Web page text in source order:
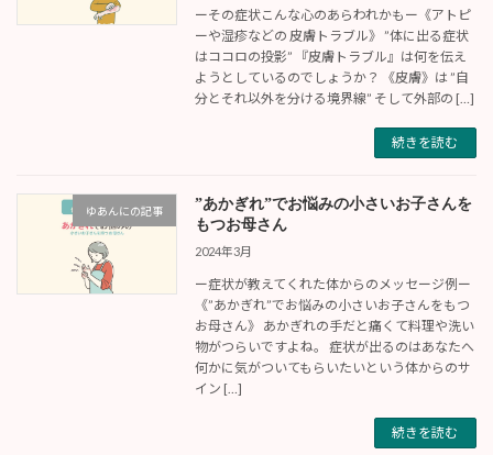
ーその症状こんな心のあらわれかもー《アトピ
ーや湿疹などの 皮膚トラブル》 ”体に出る症状
はココロの投影” 『皮膚トラブル』は何を伝え
ようとしているのでしょうか？ 《皮膚》は ”自
分とそれ以外を分ける境界線” そして外部の […]
続きを読む
ゆあんにの記事
”あかぎれ”でお悩みの小さいお子さんを
もつお母さん
2024年3月
ー症状が教えてくれた体からのメッセージ例ー
《”あかぎれ”でお悩みの小さいお子さんをもつ
お母さん》 あかぎれの手だと痛くて料理や洗い
物がつらいですよね。 症状が出るのはあなたへ
何かに気がついてもらいたいという体からのサ
イン […]
続きを読む